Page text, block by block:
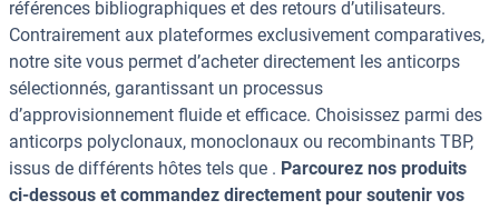
références bibliographiques et des retours d’utilisateurs.
Contrairement aux plateformes exclusivement comparatives,
notre site vous permet d’acheter directement les anticorps
sélectionnés, garantissant un processus
d’approvisionnement fluide et efficace. Choisissez parmi des
anticorps polyclonaux, monoclonaux ou recombinants TBP,
issus de différents hôtes tels que . Parcourez nos produits
ci-dessous et commandez directement pour soutenir vos